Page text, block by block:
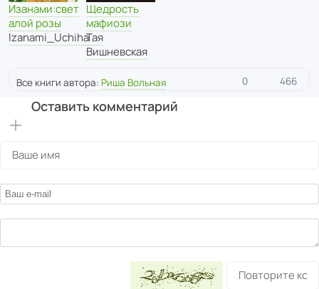
Изанами:свет
алой розы
Izanami_Uchiha
Щедрость
мафиози
Тая
Вишневская
Все книги автора: Риша Вольная 0 466
Оставить комментарий